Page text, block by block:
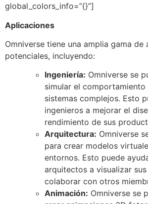
global_colors_info=”{}”]
Aplicaciones
Omniverse tiene una amplia gama de
potenciales, incluyendo:
Ingeniería: Omniverse se
simular el
sistemas complejos. Esto
ingenieros a mejorar el
rendimiento de sus
Arquitectura: Omniverse
para crear modelos
entornos. Esto puede
arquitectos a visualizar
colaborar con otros
Animación: Omniverse se